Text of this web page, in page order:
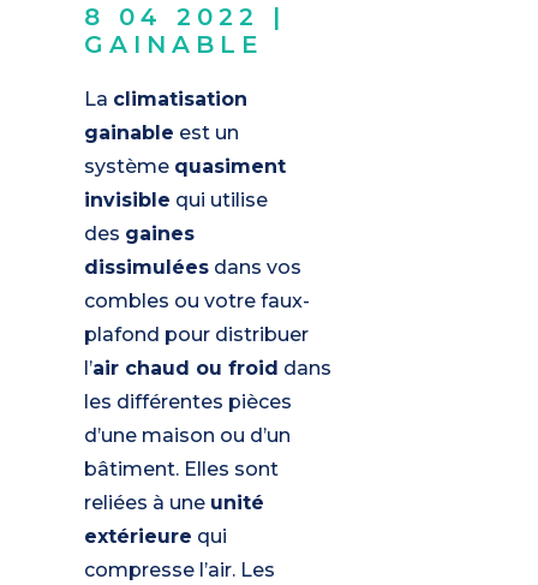
8 04 2022
|
GAINABLE
La climatisation
gainable est un
système quasiment
invisible qui utilise
des gaines
dissimulées dans vos
combles ou votre faux-
plafond pour distribuer
l’air chaud ou froid dans
les différentes pièces
d’une maison ou d’un
bâtiment. Elles sont
reliées à une unité
extérieure qui
compresse l’air. Les